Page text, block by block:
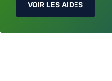
VOIR LES AIDES